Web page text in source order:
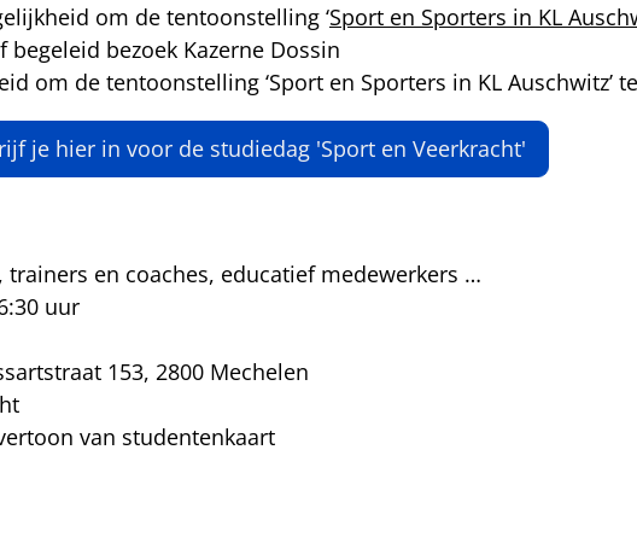
om de tentoonstelling ‘Sport en Sporters in KL
bezoek Kazerne Dossin
om de tentoonstelling ‘Sport en Sporters in KL Auschwitz’
je hier in voor de studiedag 'Sport en Veerkracht'
trainers en coaches, educatief medewerkers …
uur
153, 2800 Mechelen
van studentenkaart